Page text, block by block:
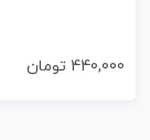
440,000 تومان